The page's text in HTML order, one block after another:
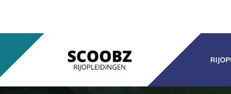
inhoud